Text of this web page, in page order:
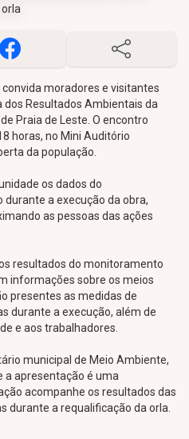
moradores e visitantes
dos Resultados Ambientais da
Praia de Leste. O encontro
horas, no Mini Auditório
da população.
os dados do
a execução da obra,
as pessoas das ações
resultados do monitoramento
informações sobre os meios
presentes as medidas de
durante a execução, além de
e aos trabalhadores.
municipal de Meio Ambiente,
a apresentação é uma
acompanhe os resultados das
durante a requalificação da orla.